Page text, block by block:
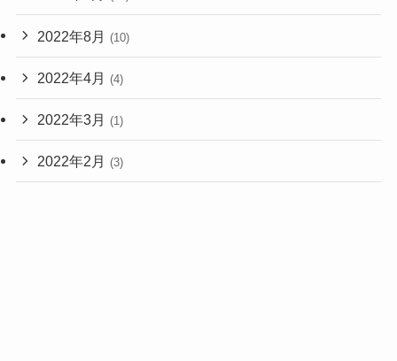
2022年8月 (10)
2022年4月 (4)
2022年3月 (1)
2022年2月 (3)